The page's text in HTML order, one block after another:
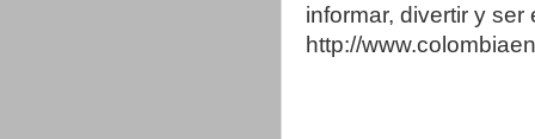
informar, divertir y
http://